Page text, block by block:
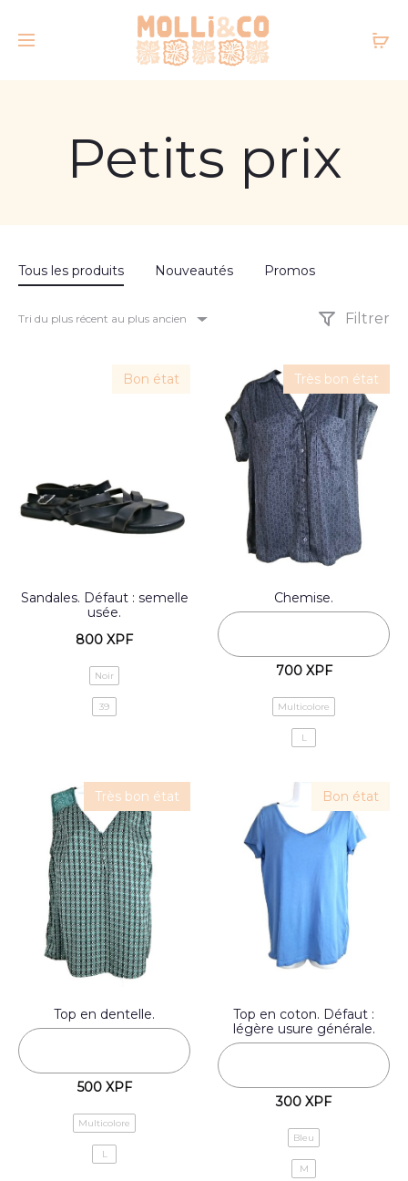
Petits prix
Tous les produits Nouveautés Promos
Tri du plus récent au plus ancien Filtrer
Bon état
Sandales. Défaut : semelle
usée.
800 XPF
Noir
39
Très bon état
Chemise.
700 XPF
Multicolore
L
Très bon état
Top en dentelle.
500 XPF
Multicolore
L
Bon état
Top en coton. Défaut :
légère usure générale.
300 XPF
Bleu
M